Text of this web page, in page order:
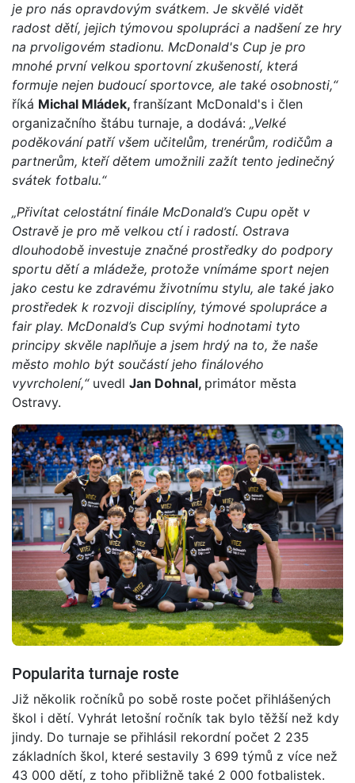
je pro nás opravdovým svátkem. Je skvělé vidět
radost dětí, jejich týmovou spolupráci a nadšení ze hry
na prvoligovém stadionu. McDonald's Cup je pro
mnohé první velkou sportovní zkušeností, která
formuje nejen budoucí sportovce, ale také osobnosti,“
říká Michal Mládek, franšízant McDonald's i člen
organizačního štábu turnaje, a dodává: „Velké
poděkování patří všem učitelům, trenérům, rodičům a
partnerům, kteří dětem umožnili zažít tento jedinečný
svátek fotbalu.“
„Přivítat celostátní finále McDonald’s Cupu opět v
Ostravě je pro mě velkou ctí i radostí. Ostrava
dlouhodobě investuje značné prostředky do podpory
sportu dětí a mládeže, protože vnímáme sport nejen
jako cestu ke zdravému životnímu stylu, ale také jako
prostředek k rozvoji disciplíny, týmové spolupráce a
fair play. McDonald’s Cup svými hodnotami tyto
principy skvěle naplňuje a jsem hrdý na to, že naše
město mohlo být součástí jeho finálového
vyvrcholení,“uvedl Jan Dohnal, primátor města
Ostravy.
Popularita turnaje roste
Již několik ročníků po sobě roste počet přihlášených
škol i dětí. Vyhrát letošní ročník tak bylo těžší než kdy
jindy. Do turnaje se přihlásil rekordní počet 2 235
základních škol, které sestavily 3 699 týmů z více než
43 000 dětí, z toho přibližně také 2 000 fotbalistek.